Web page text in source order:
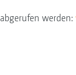
werden: